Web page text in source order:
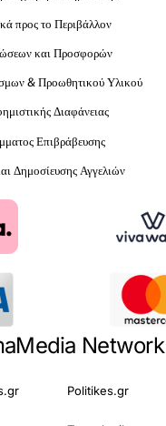
προς το Περιβάλλον
και Προσφορών
& Προωθητικού Υλικού
Διαφάνειας
Επιβράβευσης
Δημοσίευσης Αγγελιών
Network
Politikes.gr